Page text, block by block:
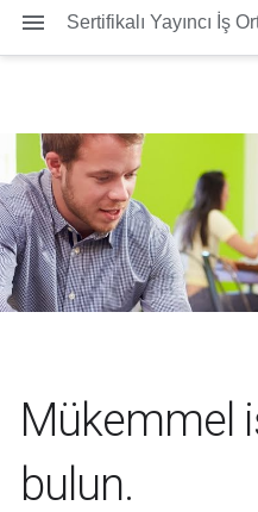
Sertifikalı Yayıncı İş
Mükemmel
bulun.